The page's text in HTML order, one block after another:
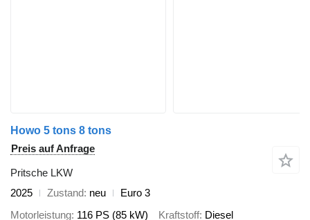
Howo 5 tons 8 tons
Preis auf Anfrage
Pritsche LKW
2025
Zustand neu
Euro 3
Motorleistung 116 PS (85 kW) Kraftstoff Diesel